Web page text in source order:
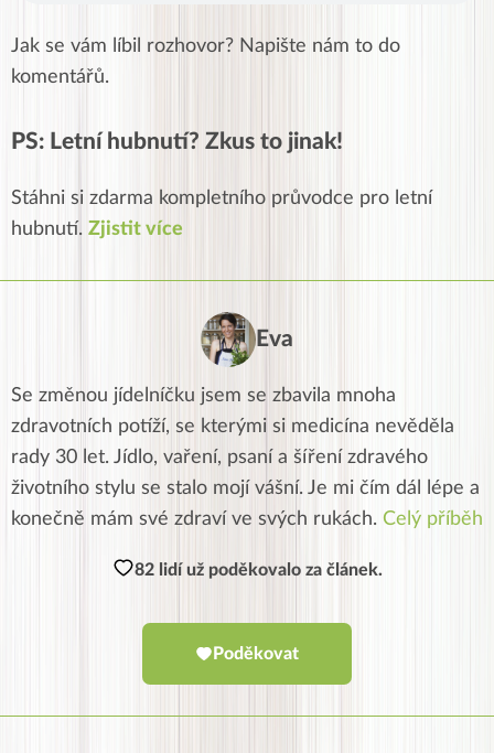
Jak se vám líbil rozhovor? Napište nám to do
komentářů.
PS: Letní hubnutí? Zkus to jinak!
Stáhni si zdarma kompletního průvodce pro letní
hubnutí. Zjistit více
Eva
Se změnou jídelníčku jsem se zbavila mnoha
zdravotních potíží, se kterými si medicína nevěděla
rady 30 let. Jídlo, vaření, psaní a šíření zdravého
životního stylu se stalo mojí vášní. Je mi čím dál lépe a
konečně mám své zdraví ve svých rukách. Celý příběh
82 lidí už poděkovalo za článek.
Poděkovat